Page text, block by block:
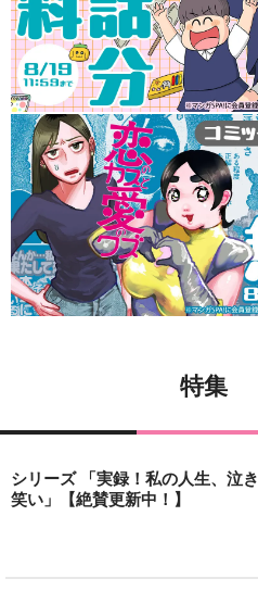
特集
シリーズ 「実録！私の人生、泣き
笑い」【絶賛更新中！】